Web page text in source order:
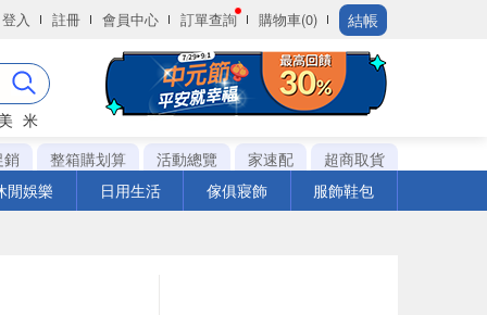
登入 註冊 會員中心 訂單查詢 購物車(0) 結帳
米
銷
整箱購划算 活動總覽 家速配
超商取貨
閒娛樂
日用生活 傢俱寢飾 服飾鞋包